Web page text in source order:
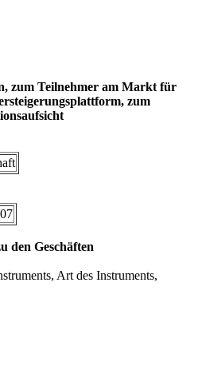
zum Teilnehmer am Markt für
zum
den Geschäften
Art des Instruments,